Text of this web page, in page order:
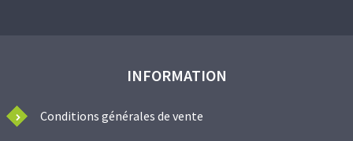
INFORMATION
Conditions générales de vente